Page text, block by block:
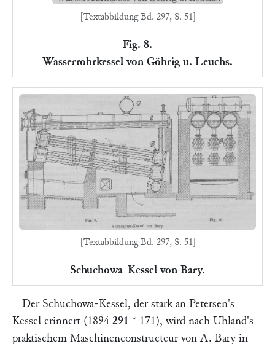
[Textabbildung Bd. 297, S. 51]
Fig. 8.
Wasserrohrkessel von Göhrig u. Leuchs.
[Textabbildung Bd. 297, S. 51]
Schuchowa-Kessel von Bary.
Der Schuchowa-Kessel, der stark an Petersen's
Kessel erinnert (1894 291 * 171), wird nach Uhland's
praktischem Maschinenconstructeurvon A. Baryin